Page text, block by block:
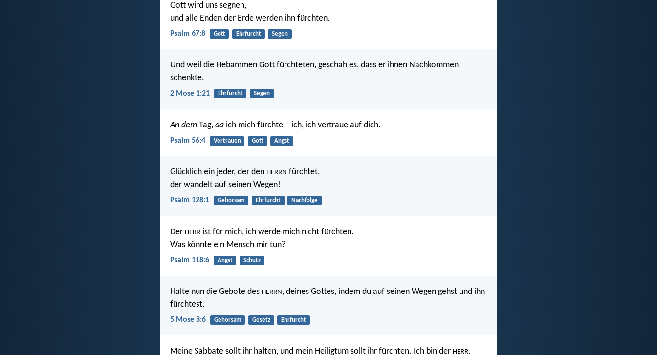
Gott wird uns segnen,
und alle Enden der Erde werden ihn fürchten.
Psalm 67:8 Gott Ehrfurcht Segen
Und weil die Hebammen Gott fürchteten, geschah es, dass er ihnen Nachkommen
schenkte.
2 Mose 1:21 Ehrfurcht Segen
An dem Tag, da ich mich fürchte – ich, ich vertraue auf dich.
Psalm 56:4 Vertrauen Gott Angst
Glücklich ein jeder, der den HERRN fürchtet,
der wandelt auf seinen Wegen!
Psalm 128:1 Gehorsam Ehrfurcht Nachfolge
Der HERR ist für mich, ich werde mich nicht fürchten.
Was könnte ein Mensch mir tun?
Psalm 118:6 Angst Schutz
Halte nun die Gebote des HERRN , deines Gottes, indem du auf seinen Wegen gehst und ihn
fürchtest.
5 Mose 8:6 Gehorsam Gesetz Ehrfurcht
Meine Sabbate sollt ihr halten, und mein Heiligtum sollt ihr fürchten. Ich bin der HERR.